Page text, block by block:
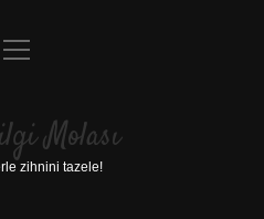
Uyarı
menüyü
Molası
zihnini tazele!